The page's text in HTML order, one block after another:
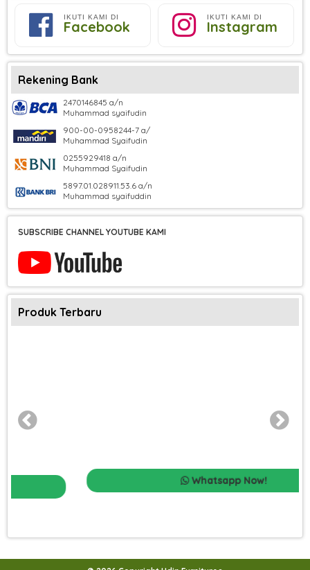
IKUTI KAMI DI
Facebook
IKUTI KAMI DI
Instagram
Rekening Bank
2470146845 a/n
Muhammad syaifudin
900-00-0958244-7 a/
Muhammad Syaifudin
0255929418 a/n
Muhammad Syaifudin
5897.01.028911.53.6 a/n
Muhammad syaifuddin
SUBSCRIBE CHANNEL YOUTUBE KAMI
Produk Terbaru
Whatsapp Now!